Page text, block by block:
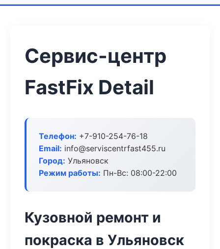
Сервис-центр
FastFix Detail
Телефон: +7-910-254-76-18
Email: info@serviscentrfast455.ru
Город: Ульяновск
Режим работы: Пн-Вс: 08:00-22:00
Кузовной ремонт и
покраска в Ульяновск